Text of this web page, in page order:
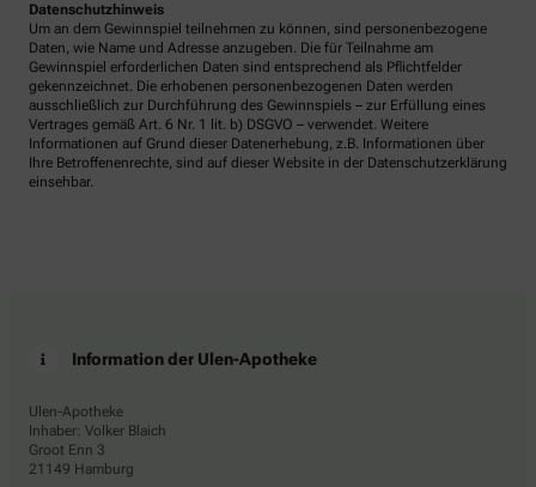
Datenschutzhinweis
Um an dem Gewinnspiel teilnehmen zu können, sind personenbezogene
Daten, wie Name und Adresse anzugeben. Die für Teilnahme am
Gewinnspiel erforderlichen Daten sind entsprechend als Pflichtfelder
gekennzeichnet. Die erhobenen personenbezogenen Daten werden
ausschließlich zur Durchführung des Gewinnspiels – zur Erfüllung eines
Vertrages gemäß Art. 6 Nr. 1 lit. b) DSGVO – verwendet. Weitere
Informationen auf Grund dieser Datenerhebung, z.B. Informationen über
Ihre Betroffenenrechte, sind auf dieser Website in der Datenschutzerklärung
einsehbar.
Information der Ulen-Apotheke
Ulen-Apotheke
Inhaber: Volker Blaich
Groot Enn 3
21149 Hamburg